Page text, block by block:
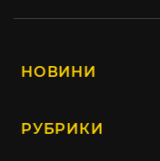
НОВИНИ
РУБРИКИ